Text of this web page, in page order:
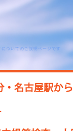
ついてのご説明ページです